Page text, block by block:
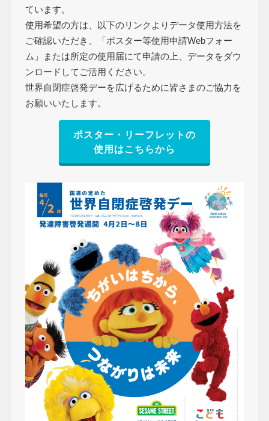
ています。
使用希望の方は、以下のリンクよりデータ使用方法を
ご確認いただき、「ポスター等使用申請Webフォー
ム」または所定の使用届にて申請の上、データをダウ
ンロードしてご活用ください。
世界自閉症啓発デーを広げるために皆さまのご協力を
お願いいたします。
ポスター・リーフレットの
使用はこちらから